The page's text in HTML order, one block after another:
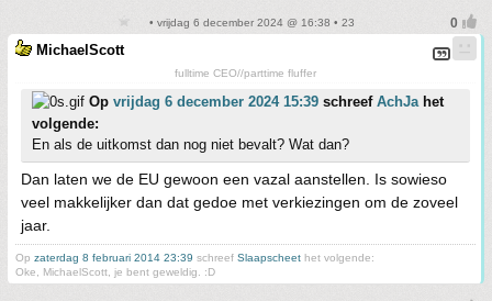
• vrijdag 6 december 2024 @ 16:38 • 23
MichaelScott
fulltime CEO//parttime fluffer
Op vrijdag 6 december 2024 15:39 schreef AchJahet
volgende:
En als de uitkomst dan nog niet bevalt? Wat dan?
Dan laten we de EU gewoon een vazal aanstellen. Is sowieso
veel makkelijker dan dat gedoe met verkiezingen om de zoveel
jaar.
Op zaterdag 8 februari 2014 23:39 schreef Slaapscheet het volgende:
Oke, MichaelScott, je bent geweldig. :D